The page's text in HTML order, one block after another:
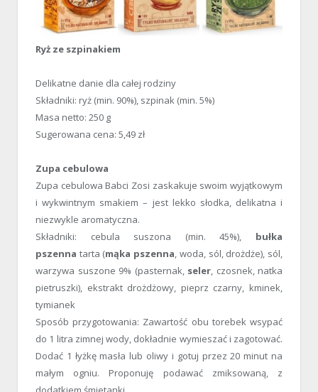
Ryż ze szpinakiem
Delikatne danie dla całej rodziny
Składniki: ryż (min. 90%), szpinak (min. 5%)
Masa netto: 250 g
Sugerowana cena: 5,49 zł
Zupa cebulowa
Zupa cebulowa Babci Zosi zaskakuje swoim wyjątkowym
i wykwintnym smakiem – jest lekko słodka, delikatna i
niezwykle aromatyczna.
Składniki: cebula suszona (min. 45%), bułka
pszenna tarta (mąka pszenna, woda, sól, drożdże), sól,
warzywa suszone 9% (pasternak, seler, czosnek, natka
pietruszki), ekstrakt drożdżowy, pieprz czarny, kminek,
tymianek
Sposób przygotowania: Zawartość obu torebek wsypać
do 1 litra zimnej wody, dokładnie wymieszać i zagotować.
Dodać 1 łyżkę masła lub oliwy i gotuj przez 20 minut na
małym ogniu. Proponuję podawać zmiksowaną, z